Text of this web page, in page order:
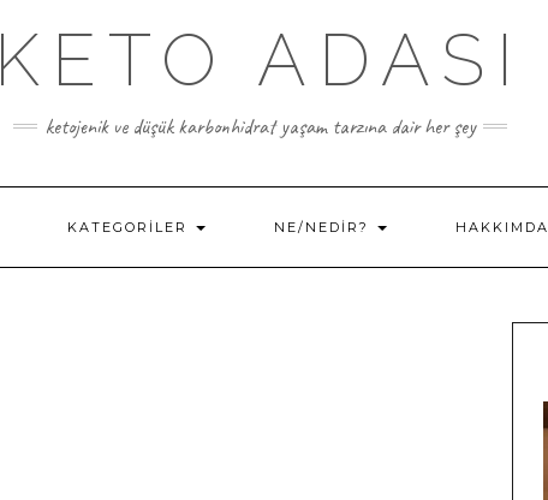
KETO ADASI
ketojenik ve düşük karbonhidrat yaşam tarzına dair her şey
KATEGORILER NE/NEDIR? HAKKIMDA